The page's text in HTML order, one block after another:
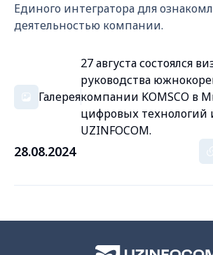
Единого интегратора для
деятельностью компании.
Галерея
27 августа состоялся
руководства
компании KOMSCO в
цифровых технологий
UZINFOCOM.
28.08.2024